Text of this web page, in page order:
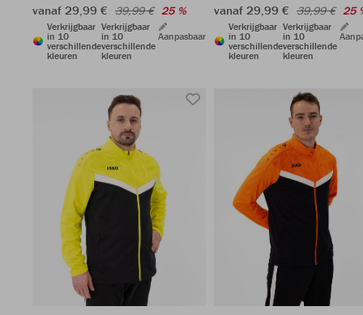
vanaf 29,99 € 39,99 € 25 %
Verkrijgbaar
in 10
verschillende
kleuren
Verkrijgbaar
in 10
verschillende
kleuren
Aanpasbaar
vanaf 29,99 € 39,99 € 25
Verkrijgbaar
in 10
verschillende
kleuren
Verkrijgbaar
in 10
verschillende
kleuren